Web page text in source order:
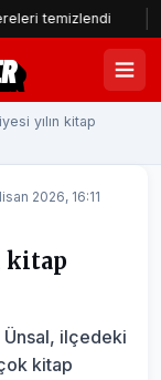
Alabay:
yılın kitap
2026, 16:11
kitap
Ünsal, ilçedeki
kitap